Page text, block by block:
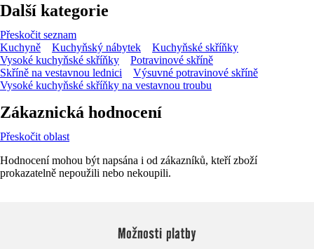
Další kategorie
Přeskočit seznam
Kuchyně
Kuchyňský nábytek
Kuchyňské skříňky
Vysoké kuchyňské skříňky
Potravinové skříně
Skříně na vestavnou lednici
Výsuvné potravinové skříně
Vysoké kuchyňské skříňky na vestavnou troubu
Zákaznická hodnocení
Přeskočit oblast
Hodnocení mohou být napsána i od zákazníků, kteří zboží
prokazatelně nepoužili nebo nekoupili.
Možnosti platby